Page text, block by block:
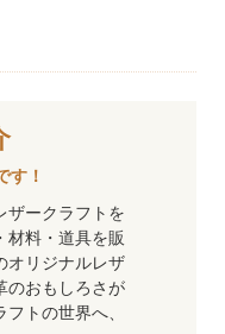
す！
ザークラフトを
材料・道具を販
オリジナルレザ
のおもしろさが
トの世界へ、